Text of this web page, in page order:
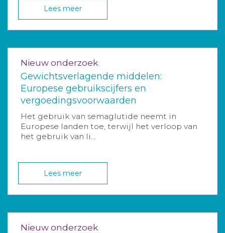
Lees meer
Nieuw onderzoek
Gewichtsverlagende middelen:
Europese gebruikscijfers en
vergoedingsvoorwaarden
Het gebruik van semaglutide neemt in
Europese landen toe, terwijl het verloop van
het gebruik van li...
Lees meer
Nieuw onderzoek